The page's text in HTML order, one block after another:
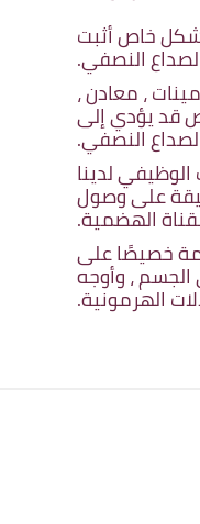
خاص أثبت
النصفي.
، معادن ،
قد يؤدي إلى
النصفي.
لدينا
على وصول
الهضمية.
خصيصًا على
، وأوجه
الهرمونية.